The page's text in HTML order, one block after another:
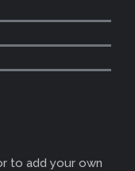
to add your own